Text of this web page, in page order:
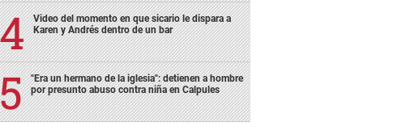
Video del momento en que sicario le dispara a
Karen y Andrés dentro de un bar
"Era un hermano de la iglesia": detienen a hombre
por presunto abuso contra niña en Calpules